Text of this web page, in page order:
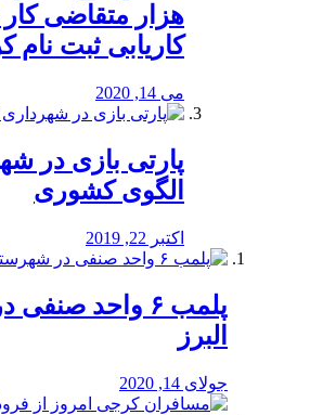
هزار متقاضی کار
کاریابی ثبت نام
می 14, 2020
پارتی بازی در
الگوی کشوری
اکتبر 22, 2019
پلمب ۶ واحد
البرز
جولای 14, 2020